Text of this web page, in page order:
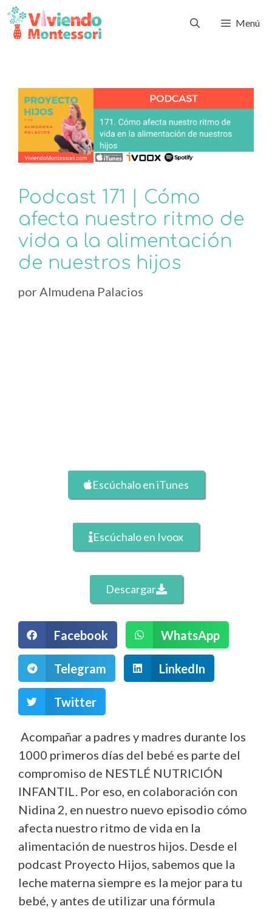
Menú
Podcast 171 | Cómo
afecta nuestro ritmo de
vida a la alimentación
de nuestros hijos
por Almudena Palacios
Escúchalo en iTunes
Escúchalo en Ivoox
Descargar
Facebook WhatsApp
Telegram LinkedIn
Twitter
Acompañar a padres y madres durante los
1000 primeros días del bebé es parte del
compromiso de NESTLÉ NUTRICIÓN
INFANTIL. Por eso, en colaboración con
Nidina 2, en nuestro nuevo episodio cómo
afecta nuestro ritmo de vida en la
alimentación de nuestros hijos. Desde el
podcast Proyecto Hijos, sabemos que la
leche materna siempre es la mejor para tu
bebé, y antes de utilizar una fórmula